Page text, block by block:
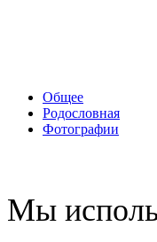
Общее
Родословная
Фотографии
Мы